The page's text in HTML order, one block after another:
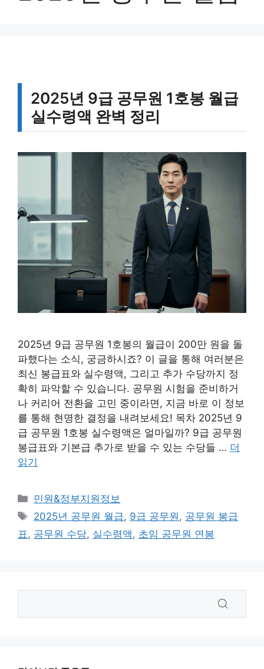
2025년 9급 공무원 1호봉 월급
실수령액 완벽 정리
2025년 9급 공무원 1호봉의 월급이 200만 원을 돌
파했다는 소식, 궁금하시죠? 이 글을 통해 여러분은
최신 봉급표와 실수령액, 그리고 추가 수당까지 정
확히 파악할 수 있습니다. 공무원 시험을 준비하거
나 커리어 전환을 고민 중이라면, 지금 바로 이 정보
를 통해 현명한 결정을 내려보세요! 목차 2025년 9
급 공무원 1호봉 실수령액은 얼마일까? 9급 공무원
봉급표와 기본급 추가로 받을 수 있는 수당들 … 더
읽기
카
테
리
민원&정부지원정보
태
그
2025년 공무원 월급, 9급 공무원 , 공무원 봉급
표 , 공무원 수당, 실수령액 , 초임 공무원 연봉